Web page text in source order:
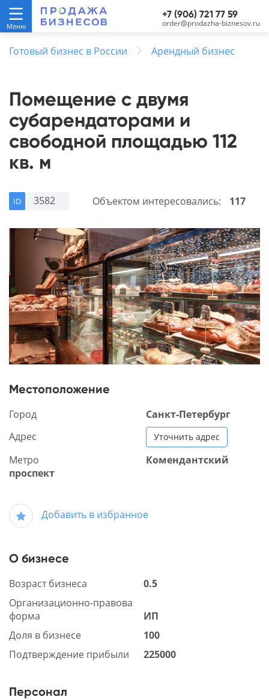
+7 (906) 721 77 59
order@prodazha-biznesov.ru
Готовый бизнес в России Арендный бизнес
Помещение с двумя
субарендаторами и
свободной площадью 112
кв. м
ID 3582 Объектом интересовались: 117
Местоположение
Город
Санкт-Петербург
Адрес
Уточнить адрес
Метро
Комендантский
проспект
Добавить в избранное
О бизнесе
Возраст бизнеса
0.5
Организационно-правова
форма
ИП
Доля в бизнесе
100
Подтверждение прибыли
225000
Персонал